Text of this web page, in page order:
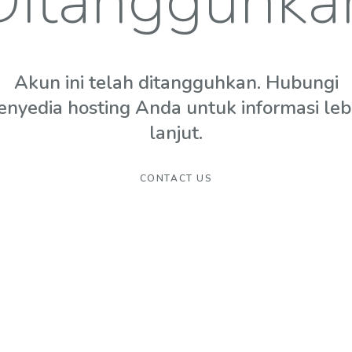
Akun ini telah ditangguhkan. Hubungi
hosting Anda untuk informasi
lanjut.
CONTACT US